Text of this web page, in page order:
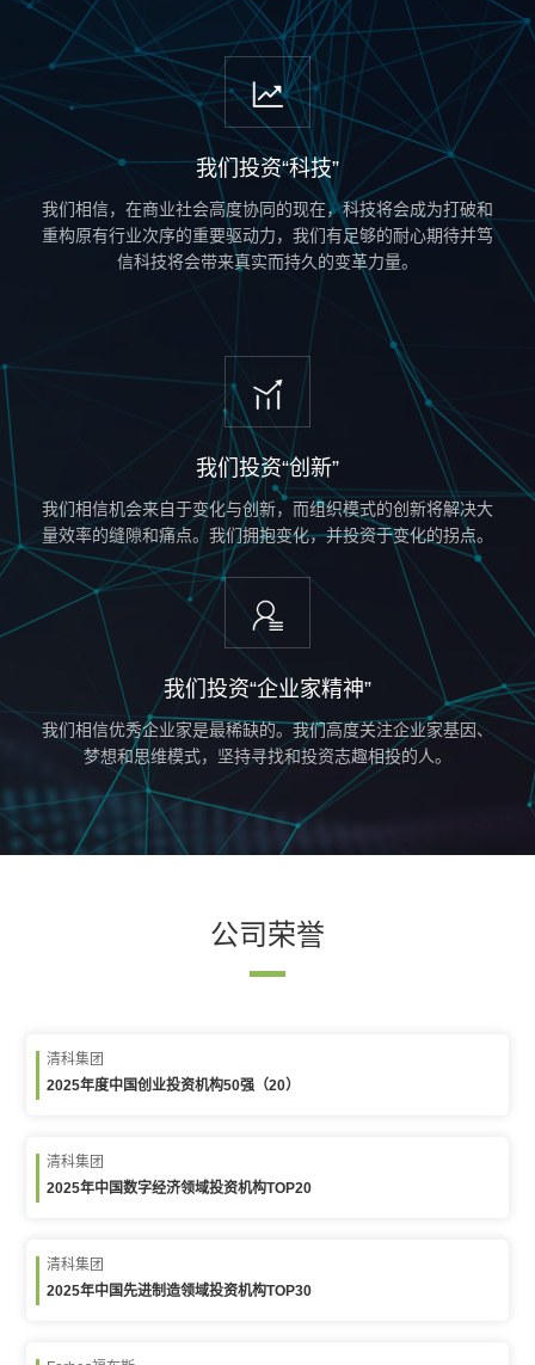
我们投资“科技”
我们相信，在商业社会高度协同的现在，科技将会成为打破和
重构原有行业次序的重要驱动力，我们有足够的耐心期待并笃
信科技将会带来真实而持久的变革力量。
我们投资“创新”
我们相信机会来自于变化与创新，而组织模式的创新将解决大
量效率的缝隙和痛点。我们拥抱变化，并投资于变化的拐点。
我们投资“企业家精神”
我们相信优秀企业家是最稀缺的。我们高度关注企业家基因、
梦想和思维模式，坚持寻找和投资志趣相投的人。
公司荣誉
清科集团
2025年度中国创业投资机构50强（20）
清科集团
2025年中国数字经济领域投资机构TOP20
清科集团
2025年中国先进制造领域投资机构TOP30